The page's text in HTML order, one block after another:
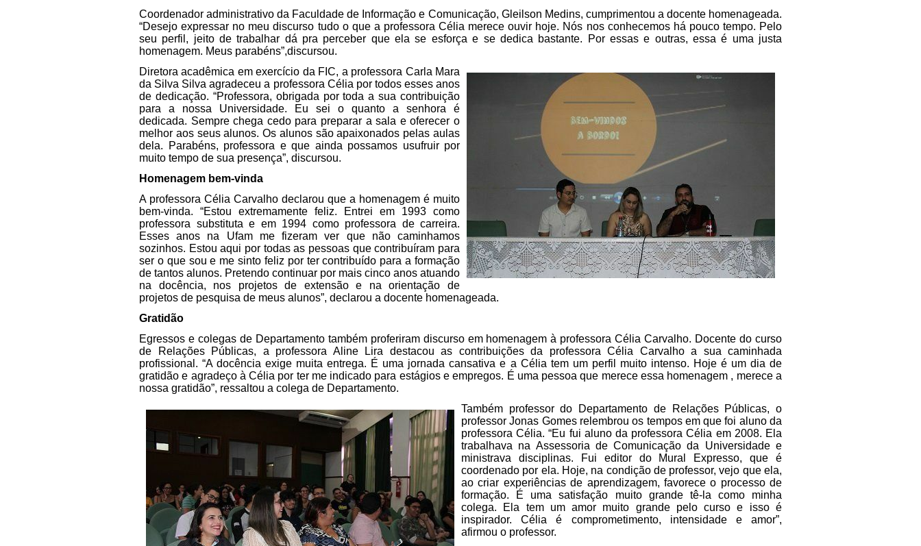
Coordenador administrativo da Faculdade de Informação e Comunicação, Gleilson Medins, cumprimentou a docente homenageada.
“Desejo expressar no meu discurso tudo o que a professora Célia merece ouvir hoje. Nós nos conhecemos há pouco tempo. Pelo
seu perfil, jeito de trabalhar dá pra perceber que ela se esforça e se dedica bastante. Por essas e outras, essa é uma justa
homenagem. Meus parabéns”,discursou.
Diretora acadêmica em exercício da FIC, a professora Carla Mara
da Silva Silva agradeceu a professora Célia por todos esses anos
de dedicação. “Professora, obrigada por toda a sua contribuição
para a nossa Universidade. Eu sei o quanto a senhora é
dedicada. Sempre chega cedo para preparar a sala e oferecer o
melhor aos seus alunos. Os alunos são apaixonados pelas aulas
dela. Parabéns, professora e que ainda possamos usufruir por
muito tempo de sua presença”, discursou.
Homenagem bem-vinda
A professora Célia Carvalho declarou que a homenagem é muito
bem-vinda. “Estou extremamente feliz. Entrei em 1993 como
professora substituta e em 1994 como professora de carreira.
Esses anos na Ufam me fizeram ver que não caminhamos
sozinhos. Estou aqui por todas as pessoas que contribuíram para
ser o que sou e me sinto feliz por ter contribuído para a formação
de tantos alunos. Pretendo continuar por mais cinco anos atuando
na docência, nos projetos de extensão e na orientação de
projetos de pesquisa de meus alunos”, declarou a docente homenageada.
Gratidão
Egressos e colegas de Departamento também proferiram discurso em homenagem à professora Célia Carvalho. Docente do curso
de Relações Públicas, a professora Aline Lira destacou as contribuições da professora Célia Carvalho a sua caminhada
profissional. “A docência exige muita entrega. É uma jornada cansativa e a Célia tem um perfil muito intenso. Hoje é um dia de
gratidão e agradeço à Célia por ter me indicado para estágios e empregos. É uma pessoa que merece essa homenagem , merece a
nossa gratidão”, ressaltou a colega de Departamento.
Também professor do Departamento de Relações Públicas, o
professor Jonas Gomes relembrou os tempos em que foi aluno da
professora Célia. “Eu fui aluno da professora Célia em 2008. Ela
trabalhava na Assessoria de Comunicação da Universidade e
ministrava disciplinas. Fui editor do Mural Expresso, que é
coordenado por ela. Hoje, na condição de professor, vejo que ela,
ao criar experiências de aprendizagem, favorece o processo de
formação. É uma satisfação muito grande tê-la como minha
colega. Ela tem um amor muito grande pelo curso e isso é
inspirador. Célia é comprometimento, intensidade e amor”,
afirmou o professor.